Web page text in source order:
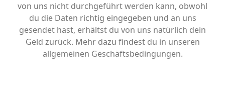
von uns nicht durchgeführt werden kann, obwohl
du die Daten richtig eingegeben und an uns
gesendet hast, erhältst du von uns natürlich dein
Geld zurück. Mehr dazu findest du in unseren
allgemeinen Geschäftsbedingungen.